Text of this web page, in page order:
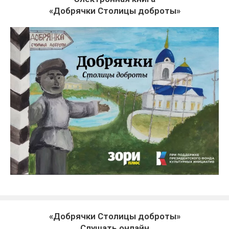
«Добрячки Столицы доброты»
«Добрячки Столицы доброты»